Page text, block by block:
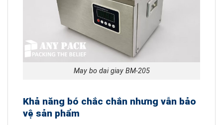
May bo dai giay BM-205
Khả năng bó chắc chắn nhưng vẫn bảo
vệ sản phẩm